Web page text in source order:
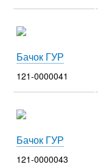
Бачок ГУР
121-0000041
Бачок ГУР
121-0000043